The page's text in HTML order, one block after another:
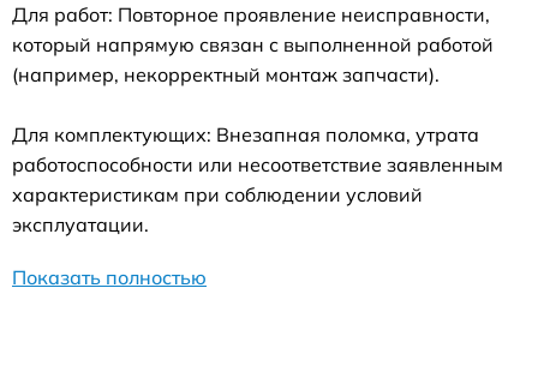
Для работ: Повторное проявление неисправности,
который напрямую связан с выполненной работой
(например, некорректный монтаж запчасти).
Для комплектующих: Внезапная поломка, утрата
работоспособности или несоответствие заявленным
характеристикам при соблюдении условий
эксплуатации.
Показать полностью